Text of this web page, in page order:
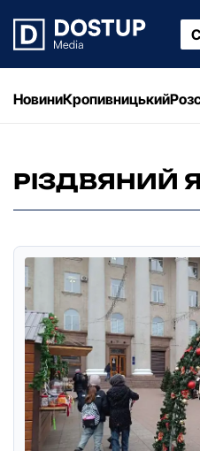
НовиниКропивницький
РІЗДВЯНИЙ